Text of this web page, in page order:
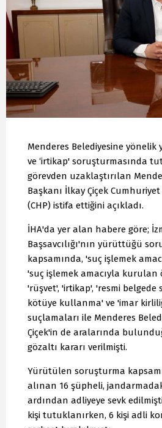
Menderes Belediyesine
ve ‘irtikap' soruşturmasında
görevden uzaklaştırılan
Başkanı İlkay Çiçek
(CHP) istifa ettiğini açıkladı.
İHA'da yer alan habere göre;
Başsavcılığı'nın yürüttüğü
kapsamında, 'suç işlemek
'suç işlemek amacıyla kurulan
'rüşvet', 'irtikap', 'resmi belgede
kötüye kullanma' ve 'imar
suçlamaları ile Menderes
Çiçek'in de aralarında
gözaltı kararı verilmişti.
Yürütülen soruşturma
alınan 16 şüpheli,
ardından adliyeye sevk
kişi tutuklanırken, 6 kişi adli